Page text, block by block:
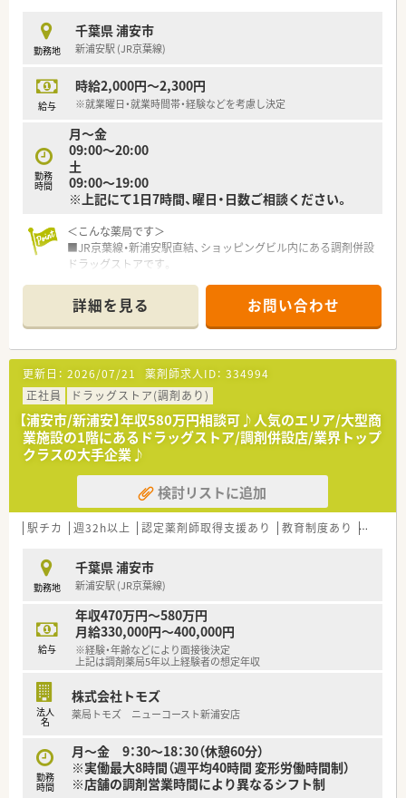
■大手グループの一員として経営基盤が安定しており、長期的な
キャリア形成が可能な環境が整っています。
■調剤部門の売上規模が大きく、専門性を高めながらも多職種と
勤務地
千葉県 浦安市
新浦安駅 (JR京葉線)
給与
時給2,000円～2,300円
※就業曜日・就業時間帯・経験などを考慮し決定
勤務
時間
月～金
09:00〜20:00
土
09:00〜19:00
※上記にて1日7時間、曜日・日数ご相談ください。
＜こんな薬局です＞
■JR京葉線・新浦安駅直結、ショッピングビル内にある調剤併設
ドラッグストアです。
枚程です。
＜こんな会社です＞
■1935年創業、調剤薬局・調剤併設型ドラッグストア・ドラッグ
ストアの3つの業態で店舗を展開しております。
■大学病院、総合病院門前からクリニックモールや駅中店舗な
ど、バリエーションのある店舗展開をしており、様々な経験を積
むことができます。
■調剤専門薬剤師、併設店勤務、OTC販売専従と勤務先のご相談
が可能で、入社後の変更も柔軟にご対応いただけます◎
■1人当たりの処方箋枚数は平均20枚以下の店舗が多く、投薬に
もしっかりと時間が掛けられる環境がございます。
＜社風・教育体制＞
■人事異動は無理な配置はなく、相談の中で決めれる社風がござ
■年1回の上長との面談があり、相談しやすい環境です♪
■社内専門資格や薬剤師様向けe－ラーニングなどもあるため、
勉強のできる環境も整っています◎
■中途入社の方にはOJT研修が基本！
社内資格を保有されている社員の方々を中心にしっかりと教育・
研修を行っていただけます！
詳細を見る お問い合わせ
更新日： 2026/07/21 薬剤師求人ID： 334994
正社員
ドラッグストア(調剤あり)
【浦安市/新浦安】年収580万円相談可♪人気のエリア/大型商
業施設の1階にあるドラッグストア/調剤併設店/業界トップ
クラスの大手企業♪
検討リストに追加
駅チカ 週32h以上 認定薬剤師取得支援あり 教育制度あり シフト
勤務地
千葉県 浦安市
新浦安駅 (JR京葉線)
給与
年収470万円～580万円
月給330,000円～400,000円
※経験・年齢などにより面接後決定
上記は調剤薬局5年以上経験者の想定年収
法人
名
株式会社トモズ
薬局トモズ ニューコースト新浦安店
勤務
時間
月～金 9：30～18：30（休憩60分）
※実働最大8時間（週平均40時間 変形労働時間制）
※店舗の調剤営業時間により異なるシフト制